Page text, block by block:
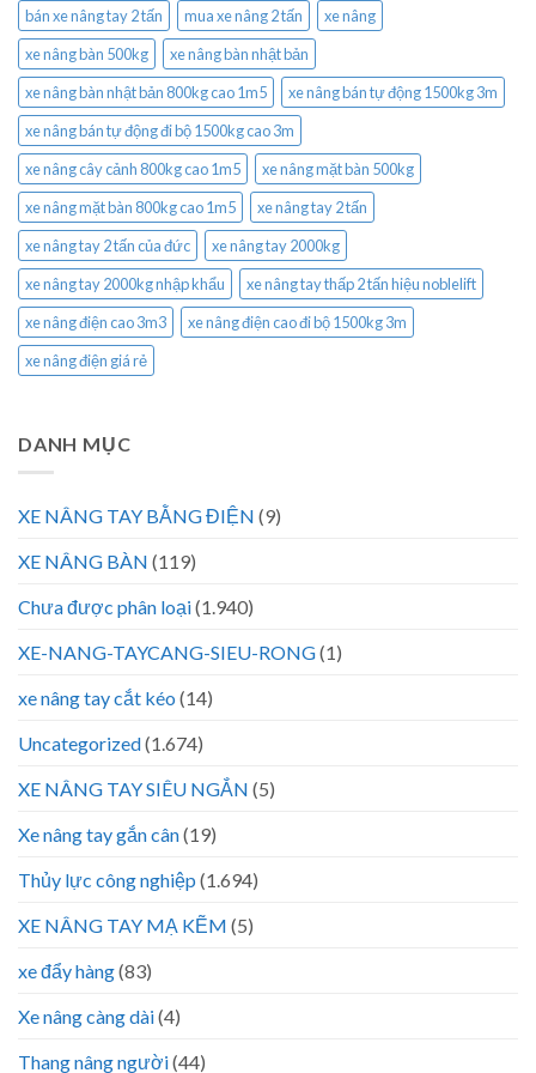
bán xe nâng tay 2 tấn mua xe nâng 2 tấn
xe nâng
xe nâng bàn 500kg
xe nâng bàn nhật bản
xe nâng bàn nhật bản 800kg cao 1m5
xe nâng bán tự động 1500kg 3m
xe nâng bán tự động đi bộ 1500kg cao 3m
xe nâng cây cảnh 800kg cao 1m5
xe nâng mặt bàn 500kg
xe nâng mặt bàn 800kg cao 1m5
xe nâng tay 2 tấn
xe nâng tay 2 tấn của đức
xe nâng tay 2000kg
xe nâng tay 2000kg nhập khẩu
xe nâng tay thấp 2 tấn hiệu noblelift
xe nâng điện cao 3m3
xe nâng điện cao đi bộ 1500kg 3m
xe nâng điện giá rẻ
DANH MỤC
XE NÂNG TAY BẰNG ĐIỆN (9)
XE NÂNG BÀN (119)
Chưa được phân loại(1.940)
XE-NANG-TAYCANG-SIEU-RONG(1)
xe nâng tay cắt kéo (14)
Uncategorized(1.674)
XE NÂNG TAY SIÊU NGẮN (5)
Xe nâng tay gắn cân(19)
Thủy lực công nghiệp (1.694)
XE NÂNG TAY MẠ KẼM (5)
xe đẩy hàng(83)
Xe nâng càng dài(4)
Thang nâng người(44)